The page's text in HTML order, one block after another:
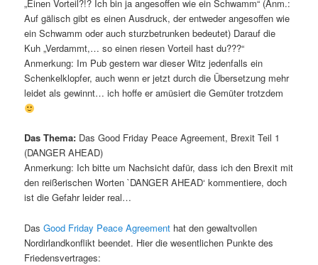
„Einen Vorteil?!? Ich bin ja angesoffen wie ein Schwamm“ (Anm.:
Auf gälisch gibt es einen Ausdruck, der entweder angesoffen wie
ein Schwamm oder auch sturzbetrunken bedeutet) Darauf die
Kuh „Verdammt,… so einen riesen Vorteil hast du???“
Anmerkung: Im Pub gestern war dieser Witz jedenfalls ein
Schenkelklopfer, auch wenn er jetzt durch die Übersetzung mehr
leidet als gewinnt… ich hoffe er amüsiert die Gemüter trotzdem
Das Thema: Das Good Friday Peace Agreement, Brexit Teil 1
(DANGER AHEAD)
Anmerkung: Ich bitte um Nachsicht dafür, dass ich den Brexit mit
den reißerischen Worten `DANGER AHEAD‘ kommentiere, doch
ist die Gefahr leider real…
DasGood Friday Peace Agreement hat den gewaltvollen
Nordirlandkonflikt beendet. Hier die wesentlichen Punkte des
Friedensvertrages: